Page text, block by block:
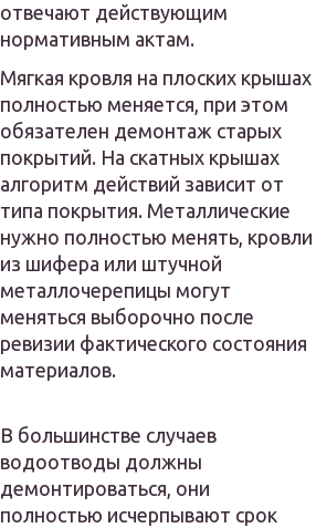
отвечают действующим
нормативным актам.
Мягкая кровля на плоских крышах
полностью меняется, при этом
обязателен демонтаж старых
покрытий. На скатных крышах
алгоритм действий зависит от
типа покрытия. Металлические
нужно полностью менять, кровли
из шифера или штучной
металлочерепицы могут
меняться выборочно после
ревизии фактического состояния
материалов.
В большинстве случаев
водоотводы должны
демонтироваться, они
полностью исчерпывают срок